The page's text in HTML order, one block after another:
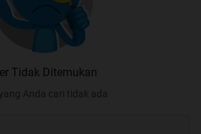
Tidak Ditemukan
Anda cari tidak ada